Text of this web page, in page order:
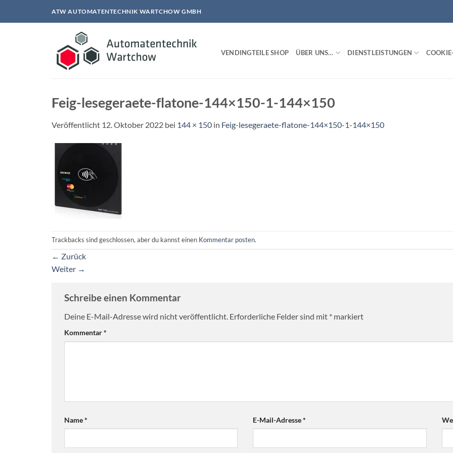
ATW AUTOMATENTECHNIK WARTCHOW GMBH
VENDINGTEILE SHOP ÜBER UNS… DIENSTLEISTUNGEN
Feig-lesegeraete-flatone-144×150-1-144×150
Veröffentlicht 12. Oktober 2022 bei 144 × 150 in Feig-lesegeraete-flatone-144×150-1-144×150
Trackbacks sind geschlossen, aber du kannst einen Kommentar posten.
← Zurück
Weiter →
Schreibe einen Kommentar
Deine E-Mail-Adresse wird nicht veröffentlicht. Erforderliche Felder sind mit * markiert
Kommentar*
Name* E-Mail-Adresse*